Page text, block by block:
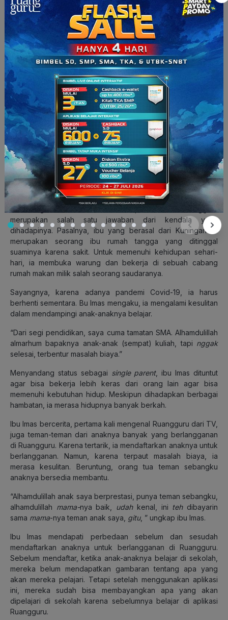
tambahan di Ruangguru, sebagai orang tua, kita bisa
mengawasi anak-anak ketika belajar. Dari segi keamanan
sangat terjamin, karena kita dapat memonitor anak-anak kita,
sehingga dapat hadir di sisi mereka.
Ibu dengan dua anak ini mendapati bahwa Ruangguru
merupakan salah satu jawaban dari kendala yang
dihadapinya. Pasalnya, ibu yang berasal dari Kuningan ini
merupakan seorang ibu rumah tangga yang ditinggal
suaminya karena sakit. Untuk memenuhi kehidupan sehari-
hari, ia membuka warung dan bekerja di sebuah cabang
rumah makan milik salah seorang saudaranya.
Sayangnya, karena adanya pandemi Covid-19, ia harus
berhenti sementara. Bu Imas mengaku, ia mengalami kesulitan
dalam mendampingi anak-anaknya belajar.
“Dari segi pendidikan, saya cuma tamatan SMA. Alhamdulillah
almarhum bapaknya anak-anak (sempat) kuliah, tapi nggak
selesai, terbentur masalah biaya.”
Menyandang status sebagai single parent, ibu Imas dituntut
agar bisa bekerja lebih keras dari orang lain agar bisa
memenuhi kebutuhan hidup. Meskipun dihadapkan berbagai
hambatan, ia merasa hidupnya banyak berkah.
Ibu Imas bercerita, pertama kali mengenal Ruangguru dari TV,
juga teman-teman dari anaknya banyak yang berlangganan
di Ruangguru. Karena tertarik, ia mendaftarkan anaknya untuk
berlangganan. Namun, karena terpaut masalah biaya, ia
merasa kesulitan. Beruntung, orang tua teman sebangku
anaknya bersedia membantu.
“Alhamdulillah anak saya berprestasi, punya teman sebangku,
alhamdulillah mama-nya baik, udah kenal, ini teh dibayarin
sama mama-nya teman anak saya, gitu, ” ungkap ibu Imas.
Ibu Imas mendapati perbedaan sebelum dan sesudah
mendaftarkan anaknya untuk berlangganan di Ruangguru.
Sebelum mendaftar, ketika anak-anaknya belajar di sekolah,
mereka belum mendapatkan gambaran tentang apa yang
akan mereka pelajari. Tetapi setelah menggunakan aplikasi
ini, mereka sudah bisa membayangkan apa yang akan
dipelajari di sekolah karena sebelumnya belajar di aplikasi
Ruangguru.